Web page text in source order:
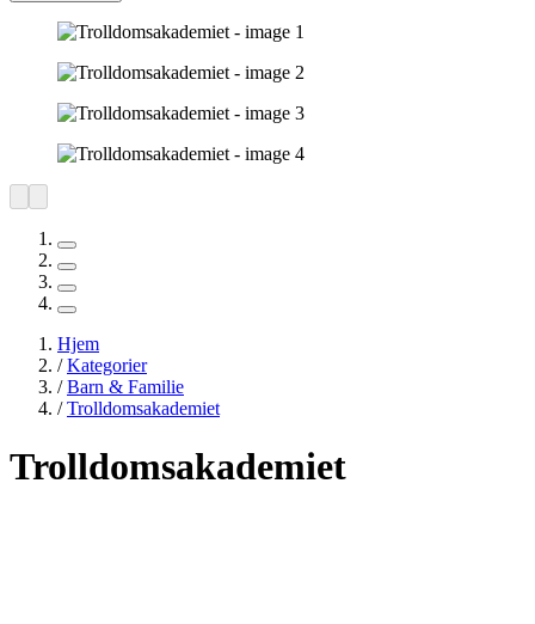
Hjem
/Kategorier
/Barn & Familie
/Trolldomsakademiet
Trolldomsakademiet